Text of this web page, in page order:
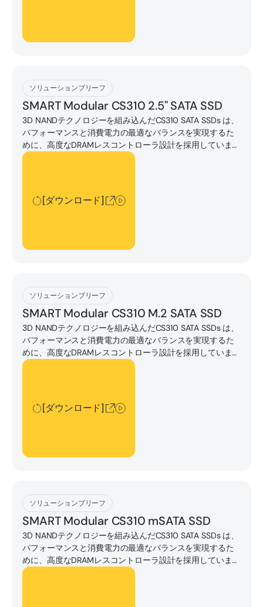
ソリューションブリーフ
SMART Modular CS310 2.5" SATA SSD
3D NANDテクノロジーを組み込んだCS310 SATA SSDs は、
パフォーマンスと消費電力の最適なバランスを実現するた
めに、高度なDRAMレスコントローラ設計を採用していま
す。
[ダウンロード]
[ダウンロード]
[ダウンロード]
ソリューションブリーフ
SMART Modular CS310 M.2 SATA SSD
3D NANDテクノロジーを組み込んだCS310 SATA SSDs は、
パフォーマンスと消費電力の最適なバランスを実現するた
めに、高度なDRAMレスコントローラ設計を採用していま
す。
[ダウンロード]
[ダウンロード]
[ダウンロード]
ソリューションブリーフ
SMART Modular CS310 mSATA SSD
3D NANDテクノロジーを組み込んだCS310 SATA SSDs は、
パフォーマンスと消費電力の最適なバランスを実現するた
めに、高度なDRAMレスコントローラ設計を採用していま
す。
[ダウンロード]
[ダウンロード]